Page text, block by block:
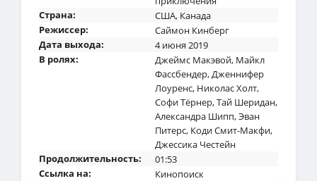
Страна:
США, Канада
Режиссер:
Саймон Кинберг
Дата выхода:
4 июня 2019
В ролях:
Джеймс Макэвой, Майкл
Фассбендер,Дженнифер
Лоуренс, Николас Холт,
Софи Тёрнер,Тай Шеридан,
Александра Шипп,Эван
Питерс, Коди Смит-Макфи,
Джессика Честейн
Продолжительность:
01:53
Ссылка на:
Кинопоиск